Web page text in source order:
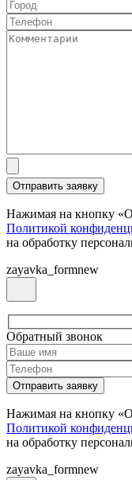
Нажимая на кнопку
Политикой
на обработку
zayavka_formnew
Обратный звонок
Нажимая на кнопку
Политикой
на обработку
zayavka_formnew